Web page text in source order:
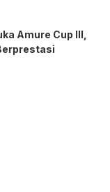
Amure Cup III,